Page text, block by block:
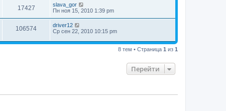
17427
slava_gor
Пн ноя 15, 2010 1:39 pm
106574
driver12
Ср сен 22, 2010 10:15 pm
8 тем • Страница 1 из 1
Перейти